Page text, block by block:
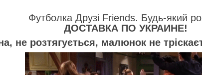
Футболка Друзі Friends. Будь-який
ДОСТАВКА ПО УКРАИНЕ!
не розтягується, малюнок не